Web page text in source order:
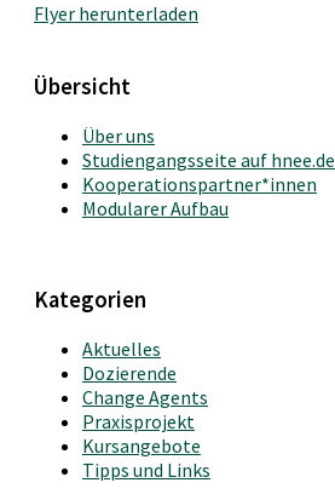
Flyer herunterladen
Übersicht
Über uns
Studiengangsseite auf hnee.de
Kooperationspartner*innen
Modularer Aufbau
Kategorien
Aktuelles
Dozierende
Change Agents
Praxisprojekt
Kursangebote
Tipps und Links